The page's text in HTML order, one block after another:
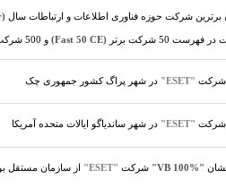
برترین شرکت حوزه فناوری اطلاعات و ارتباطات سال(IT Company of the Year)
50 شرکت برتر (Fast 50 CE) و 500 شرکت برتر
شرکت "ESET" در شهر پراگ کشور جمهوری چک
شرکت "ESET" در شهر ساندیاگو ایالات متحده آمریکا
"VB 100%" شرکت "ESET" از سازمان مستقل